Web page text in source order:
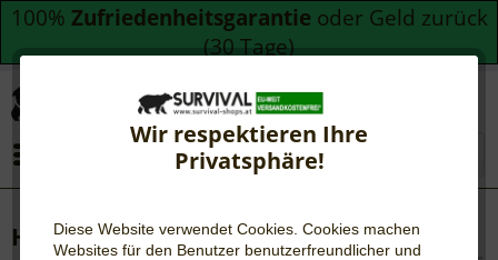
100% Zufriedenheitsgarantie oder Geld zurück
(30 Tage)
Wir respektieren Ihre
Privatsphäre!
Diese Website verwendet Cookies. Cookies machen
Websites für den Benutzer benutzerfreundlicher und
Hawke Spektiv Vantage 24-72x70